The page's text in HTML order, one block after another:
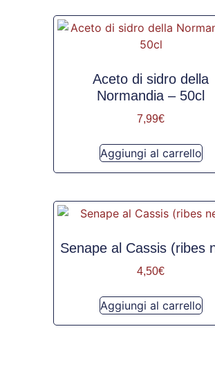
Aceto di sidro della
Normandia – 50cl
7,99€
Aggiungi al carrello
Senape al Cassis (ribes
4,50€
Aggiungi al carrello